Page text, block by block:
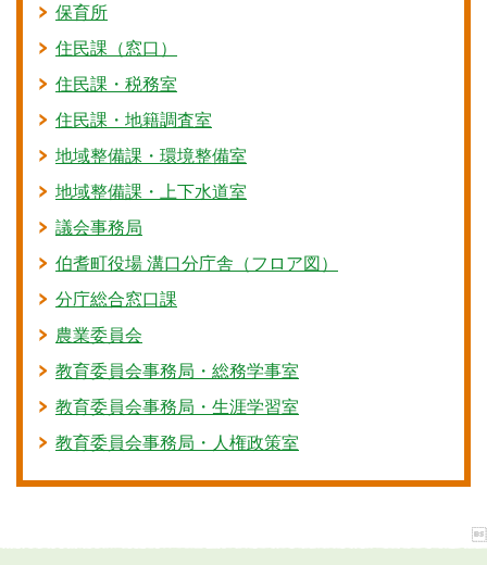
保育所
住民課（窓口）
住民課・税務室
住民課・地籍調査室
地域整備課・環境整備室
地域整備課・上下水道室
議会事務局
伯耆町役場 溝口分庁舎（フロア図）
分庁総合窓口課
農業委員会
教育委員会事務局・総務学事室
教育委員会事務局・生涯学習室
教育委員会事務局・人権政策室